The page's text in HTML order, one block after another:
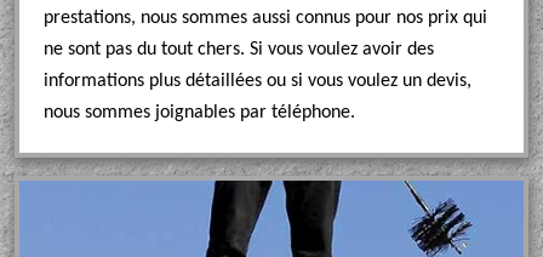
prestations, nous sommes aussi connus pour nos prix qui
ne sont pas du tout chers. Si vous voulez avoir des
informations plus détaillées ou si vous voulez un devis,
nous sommes joignables par téléphone.